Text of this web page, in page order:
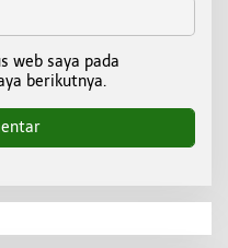
web saya pada
berikutnya.